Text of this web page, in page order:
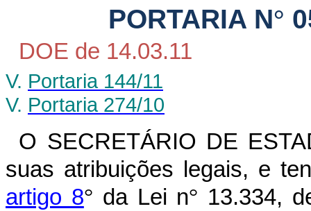
PORTARIA N°
DOE de 14.03.11
V. Portaria 144/11
V. Portaria 274/10
O SECRETÁRIO DE
suas atribuições legais, e
artigo 8° da Lei n° 13.334,